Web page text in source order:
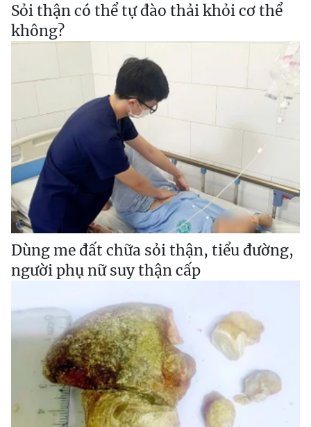
Sỏi thận có thể tự đào thải khỏi cơ thể
không?
Dùng me đất chữa sỏi thận, tiểu đường,
người phụ nữ suy thận cấp